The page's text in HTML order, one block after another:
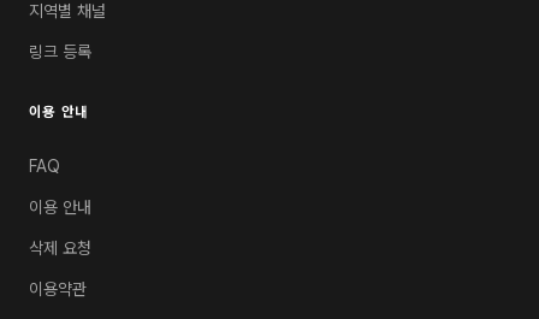
지역별 채널
링크 등록
이용 안내
FAQ
이용 안내
삭제 요청
이용약관